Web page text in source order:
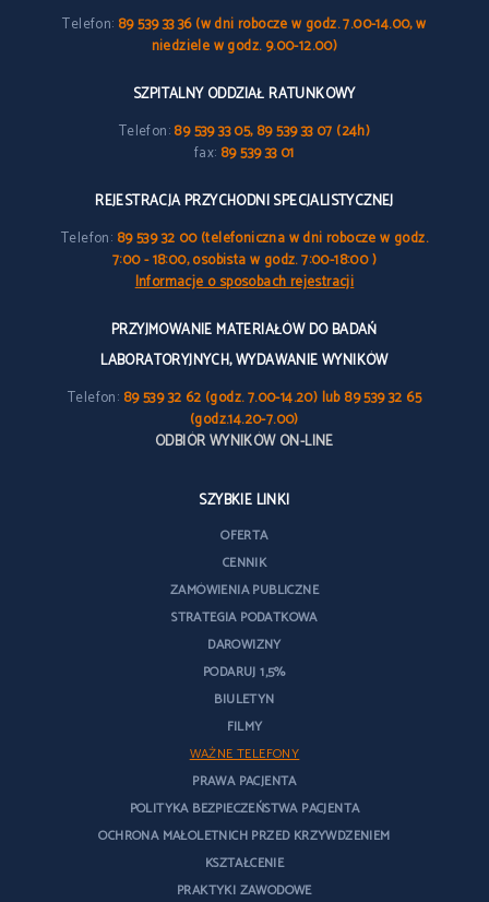
Telefon: 89 539 33 36 (w dni robocze w godz. 7.00-14.00, w
niedziele w godz. 9.00-12.00)
SZPITALNY ODDZIAŁ RATUNKOWY
Telefon:89 539 33 05, 89 539 33 07 (24h)
fax: 89 539 33 01
REJESTRACJA PRZYCHODNI SPECJALISTYCZNEJ
Telefon: 89 539 32 00 (telefoniczna w dni robocze w godz.
7:00 - 18:00, osobista w godz. 7:00-18:00 )
Informacje o sposobach rejestracji
PRZYJMOWANIE MATERIAŁÓW DO BADAŃ
LABORATORYJNYCH, WYDAWANIE WYNIKÓW
Telefon: 89 539 32 62 (godz. 7.00-14.20) lub 89 539 32 65
(godz.14.20-7.00)
ODBIÓR WYNIKÓW ON-LINE
SZYBKIE LINKI
OFERTA
CENNIK
ZAMÓWIENIA PUBLICZNE
STRATEGIA PODATKOWA
DAROWIZNY
PODARUJ 1,5%
BIULETYN
FILMY
WAŻNE TELEFONY
PRAWA PACJENTA
POLITYKA BEZPIECZEŃSTWA PACJENTA
OCHRONA MAŁOLETNICH PRZED KRZYWDZENIEM
KSZTAŁCENIE
PRAKTYKI ZAWODOWE